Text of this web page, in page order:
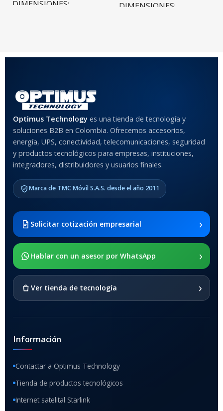
DIMENSIONES DIMENSIONES
COLOR
Anti-Shock
MODELO DE TABLETS
COMPATIBLES
2021 SM-x200 / Samsung
Galaxy Tab A8 10.5 2021 SM-
x205
SOPORTE DE APOYO
Optimus Technology es una tienda de tecnología y
soluciones B2B en Colombia. Ofrecemos accesorios,
energía, UPS, conectividad, telecomunicaciones, seguridad
y productos tecnológicos para empresas, instituciones,
integradores, distribuidores y usuarios finales.
Marca de TMC Móvil S.A.S. desde el año 2011
Solicitar cotización empresarial ›
Hablar con un asesor por WhatsApp ›
Ver tienda de tecnología ›
Información
Contactar a Optimus Technology
Tienda de productos tecnológicos
Internet satelital Starlink